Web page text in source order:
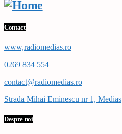
Contact
www,radiomedias.ro
0269 834 554
contact@radiomedias.ro
Strada Mihai Eminescu nr 1, Medias
Despre noi